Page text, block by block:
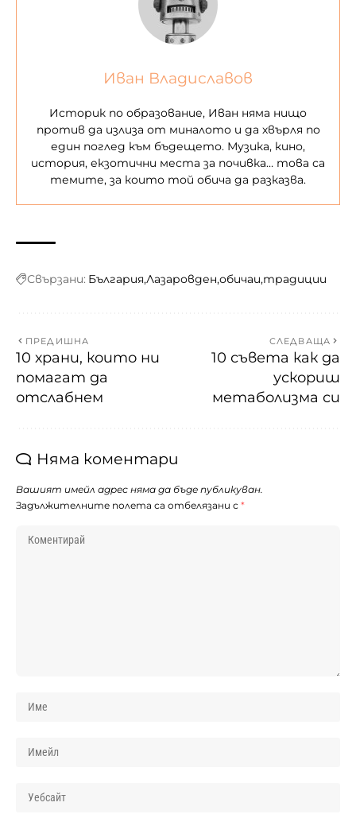
Иван Владиславов
Историк по образование, Иван няма нищо
против да излиза от миналото и да хвърля по
един поглед към бъдещето. Музика, кино,
история, екзотични места за почивка… това са
темите, за които той обича да разказва.
Свързани: България Лазаровден обичаи традиции
ПРЕДИШНА
10 храни, които ни
помагат да
отслабнем
СЛЕДВАЩА
10 съвета как да
ускориш
метаболизма си
Няма коментари
Вашият имейл адрес няма да бъде публикуван.
Задължителните полета са отбелязани с *